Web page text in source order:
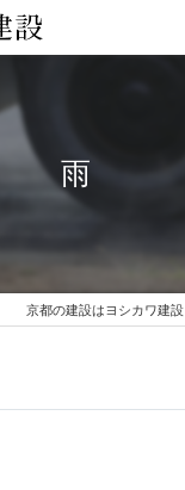
雨
京都の建設はヨシカワ建設